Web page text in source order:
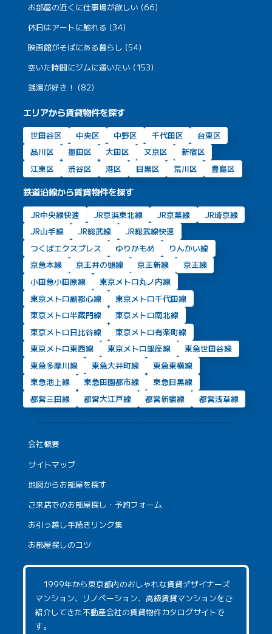
お部屋の近くに仕事場が欲しい (66)
休日はアートに触れる (34)
映画館がそばにある暮らし (54)
空いた時間にジムに通いたい (153)
銭湯が好き！ (82)
エリアから賃貸物件を探す
世田谷区 中央区 中野区 千代田区
台東区
品川区
墨田区 大田区 文京区
新宿区
江東区
渋谷区 港区 目黒区 荒川区 豊島区
鉄道沿線から賃貸物件を探す
JR中央線快速 JR京浜東北線 JR京葉線
JR埼京線
JR山手線
JR総武線
JR総武線快速
つくばエクスプレス
ゆりかもめ
りんかい線
京急本線
京王井の頭線 京王新線
京王線
小田急小田原線
東京メトロ丸ノ内線
東京メトロ副都心線
東京メトロ千代田線
東京メトロ半蔵門線
東京メトロ南北線
東京メトロ日比谷線
東京メトロ有楽町線
東京メトロ東西線
東京メトロ銀座線
東急世田谷線
東急多摩川線
東急大井町線
東急東横線
東急池上線
東急田園都市線
東急目黒線
都営三田線
都営大江戸線 都営新宿線 都営浅草線
会社概要
サイトマップ
地図からお部屋を探す
ご来店でのお部屋探し・予約フォーム
お引っ越し手続きリンク集
お部屋探しのコツ
1999年から東京都内のおしゃれな賃貸デザイナーズ
マンション、リノベーション、高級賃貸マンションをご
紹介してきた不動産会社の賃貸物件カタログサイトで
す。